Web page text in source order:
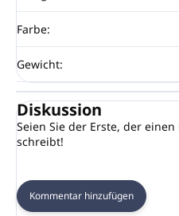
Farbe:
Gewicht:
Diskussion
Seien Sie der Erste, der
schreibt!
Kommentar hinzufügen